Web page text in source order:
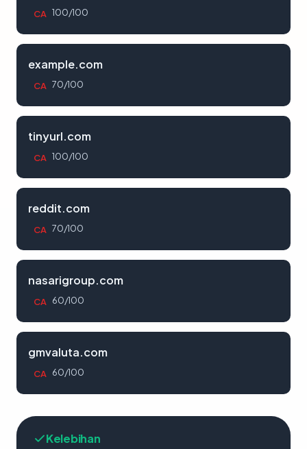
CA 100/100
example.com
CA 70/100
tinyurl.com
CA 100/100
reddit.com
CA 70/100
nasarigroup.com
CA 60/100
gmvaluta.com
CA 60/100
Kelebihan